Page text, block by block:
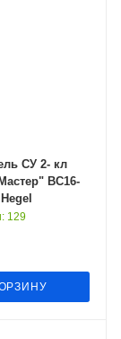
2- кл
ВС16-
: 129